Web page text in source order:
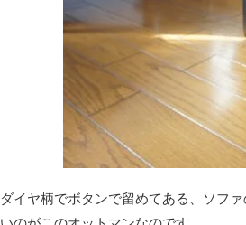
ダイヤ柄でボタンで留めてある、ソフ